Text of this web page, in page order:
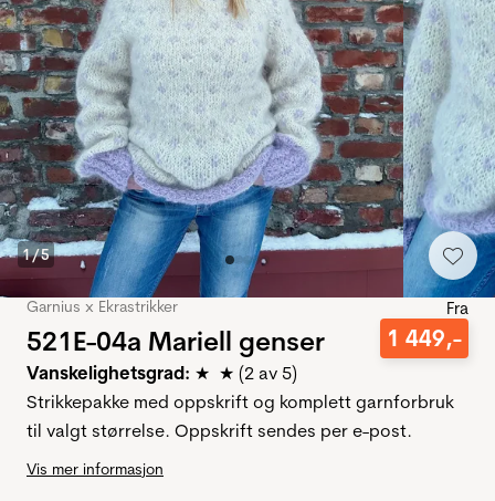
1/5
Garnius x Ekrastrikker
521E-04a Mariell genser
Fra
1 449,-
Vanskelighetsgrad: ★ ★ (2 av 5)
Strikkepakke med oppskrift og komplett garnforbruk
til valgt størrelse. Oppskrift sendes per e-post.
Vis mer informasjon